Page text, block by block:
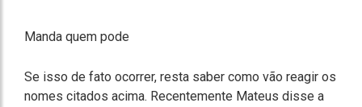
Manda quem pode
Se isso de fato ocorrer, resta saber como vão reagir os
nomes citados acima. Recentemente Mateus disse a